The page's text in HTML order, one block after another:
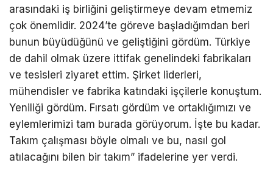
arasındaki iş birliğini geliştirmeye devam etmemiz
çok önemlidir. 2024’te göreve başladığımdan beri
bunun büyüdüğünü ve geliştiğini gördüm. Türkiye
de dahil olmak üzere ittifak genelindeki fabrikaları
ve tesisleri ziyaret ettim. Şirket liderleri,
mühendisler ve fabrika katındaki işçilerle konuştum.
Yeniliği gördüm. Fırsatı gördüm ve ortaklığımızı ve
eylemlerimizi tam burada görüyorum. İşte bu kadar.
Takım çalışması böyle olmalı ve bu, nasıl gol
atılacağını bilen bir takım” ifadelerine yer verdi.